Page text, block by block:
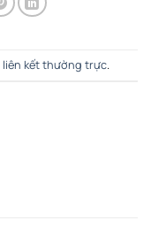
liên kết thường trực.